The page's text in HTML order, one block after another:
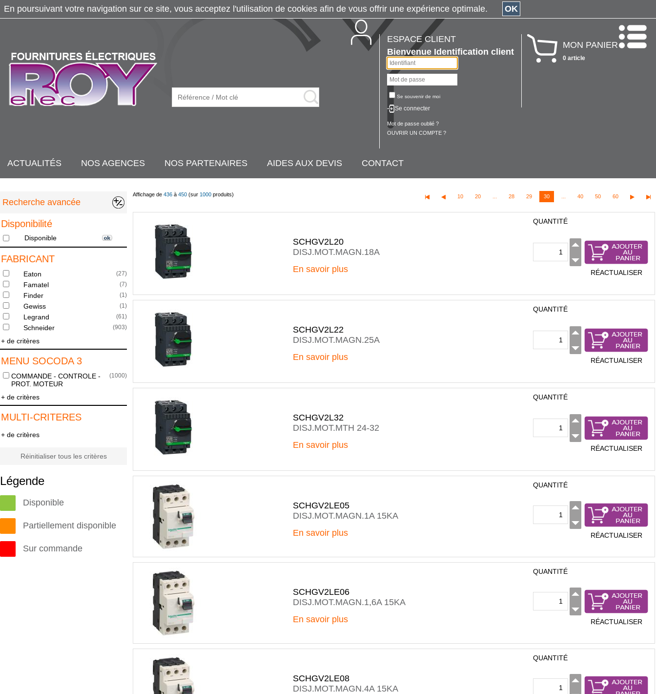
ESPACE CLIENT
Bienvenue Identification client
Se souvenir de moi
Se connecter
Mot de passe oublié ?
OUVRIR UN COMPTE ?
MON PANIER
0 article
ACTUALITÉS NOS AGENCES NOS PARTENAIRES AIDES AUX DEVIS CONTACT
Recherche avancée
Disponibilité
Disponible
FABRICANT
Eaton (27)
Famatel (7)
Finder (1)
Gewiss (1)
Legrand (61)
Schneider (903)
+ de critères
MENU SOCODA 3
COMMANDE - CONTROLE -
PROT. MOTEUR
(1000)
+ de critères
MULTI-CRITERES
+ de critères
Réinitialiser tous les critères
Légende
Disponible
Partiellement disponible
Sur commande
Affichage de 436 à 450 (sur 1000 produits) 10 20 28 29 30 40 50 60
SCHGV2L20
DISJ.MOT.MAGN.18A
En savoir plus
QUANTITÉ
RÉACTUALISER
SCHGV2L22
DISJ.MOT.MAGN.25A
En savoir plus
QUANTITÉ
RÉACTUALISER
SCHGV2L32
DISJ.MOT.MTH 24-32
En savoir plus
QUANTITÉ
RÉACTUALISER
SCHGV2LE05
DISJ.MOT.MAGN.1A 15KA
En savoir plus
QUANTITÉ
RÉACTUALISER
SCHGV2LE06
DISJ.MOT.MAGN.1,6A 15KA
En savoir plus
QUANTITÉ
RÉACTUALISER
SCHGV2LE08
DISJ.MOT.MAGN.4A 15KA
QUANTITÉ
En poursuivant votre navigation sur ce site, vous acceptez l'utilisation de cookies afin de vous offrir une expérience optimale. OK